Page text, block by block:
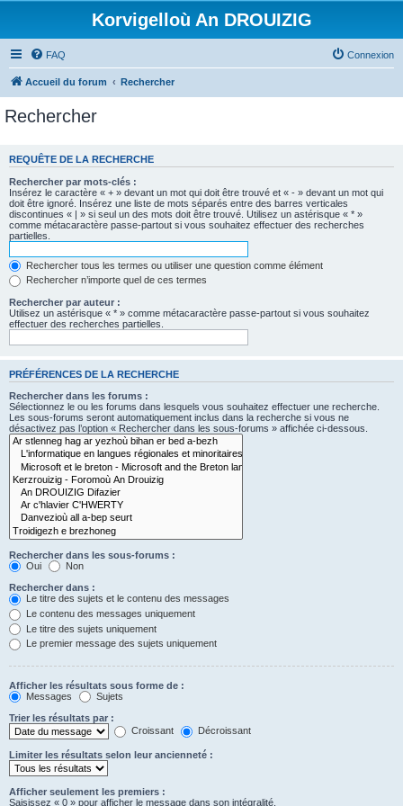
Korvigelloù An DROUIZIG
FAQ Connexion
Accueil du forum Rechercher
Rechercher
REQUÊTE DE LA RECHERCHE
Rechercher par mots-clés :
Insérez le caractère « + » devant un mot qui doit être trouvé et « - » devant un mot qui
doit être ignoré. Insérez une liste de mots séparés entre des barres verticales
discontinues « | » si seul un des mots doit être trouvé. Utilisez un astérisque « * »
comme métacaractère passe-partout si vous souhaitez effectuer des recherches
partielles.
Rechercher tous les termes ou utiliser une question comme élément
Rechercher n’importe quel de ces termes
Rechercher par auteur :
Utilisez un astérisque « * » comme métacaractère passe-partout si vous souhaitez
effectuer des recherches partielles.
PRÉFÉRENCES DE LA RECHERCHE
Rechercher dans les forums :
Sélectionnez le ou les forums dans lesquels vous souhaitez effectuer une recherche.
Les sous-forums seront automatiquement inclus dans la recherche si vous ne
désactivez pas l’option « Rechercher dans les sous-forums » affichée ci-dessous.
Rechercher dans les sous-forums :
Oui
Non
Rechercher dans :
Le titre des sujets et le contenu des messages
Le contenu des messages uniquement
Le titre des sujets uniquement
Le premier message des sujets uniquement
Afficher les résultats sous forme de :
Messages
Sujets
Trier les résultats par :
Croissant
Décroissant
Limiter les résultats selon leur ancienneté :
Afficher seulement les premiers :
Saisissez « 0 » pour afficher le message dans son intégralité.